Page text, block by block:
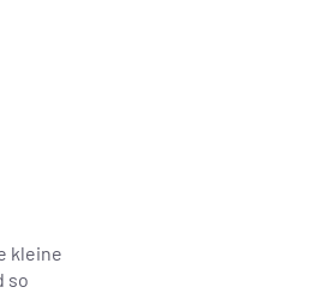
kleine
so